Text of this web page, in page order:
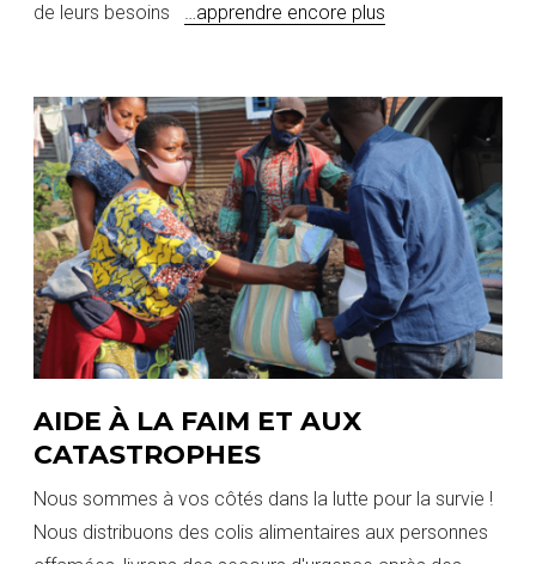
de leurs besoins …apprendre encore plus
AIDE À LA FAIM ET AUX
CATASTROPHES
Nous sommes à vos côtés dans la lutte pour la survie !
Nous distribuons des colis alimentaires aux personnes